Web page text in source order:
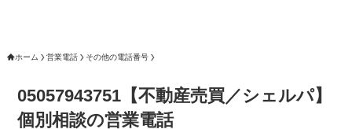
ホーム 営業電話 その他の電話番号
05057943751【不動産売買／シェルパ】
個別相談の営業電話